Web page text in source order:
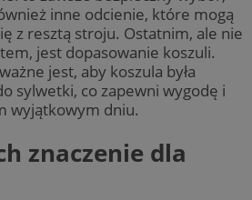
inne odcienie, które mogą
z resztą stroju. Ostatnim, ale nie
jest dopasowanie koszuli.
jest, aby koszula była
sylwetki, co zapewni wygodę i
wyjątkowym dniu.
znaczenie dla